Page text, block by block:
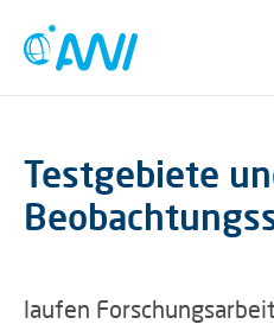
Testgebiete
laufen